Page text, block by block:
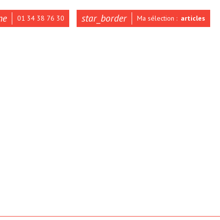
01 34 38 76 30 star_border Ma sélection : articles